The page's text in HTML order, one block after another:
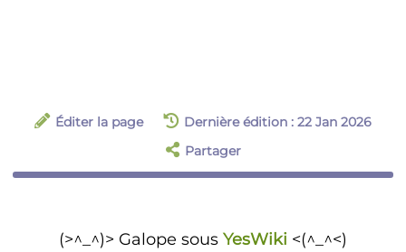
Éditer la page
Dernière édition : 22 Jan 2026
Partager
(>^_^)> Galope sous YesWiki <(^_^<)